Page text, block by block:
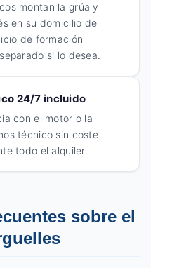
montan la grúa y
en su domicilio de
de formación
si lo desea.
24/7 incluido
con el motor o la
técnico sin coste
todo el alquiler.
sobre el